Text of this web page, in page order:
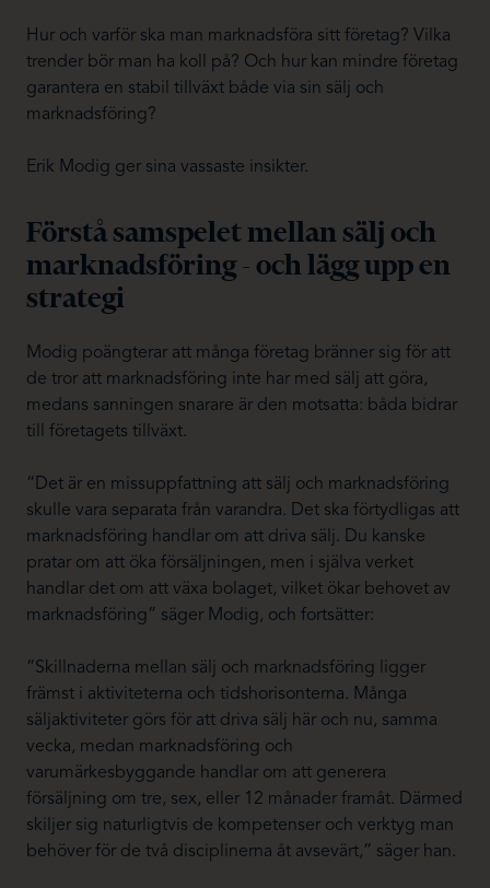
Hur och varför ska man marknadsföra sitt företag? Vilka
trender bör man ha koll på? Och hur kan mindre företag
garantera en stabil tillväxt både via sin sälj och
marknadsföring?
Erik Modig ger sina vassaste insikter.
Förstå samspelet mellan sälj och
marknadsföring - och lägg upp en
strategi
Modig poängterar att många företag bränner sig för att
de tror att marknadsföring inte har med sälj att göra,
medans sanningen snarare är den motsatta: båda bidrar
till företagets tillväxt.
“Det är en missuppfattning att sälj och marknadsföring
skulle vara separata från varandra. Det ska förtydligas att
marknadsföring handlar om att driva sälj. Du kanske
pratar om att öka försäljningen, men i själva verket
handlar det om att växa bolaget, vilket ökar behovet av
marknadsföring” säger Modig, och fortsätter:
“Skillnaderna mellan sälj och marknadsföring ligger
främst i aktiviteterna och tidshorisonterna. Många
säljaktiviteter görs för att driva sälj här och nu, samma
vecka, medan marknadsföring och
varumärkesbyggande handlar om att generera
försäljning om tre, sex, eller 12 månader framåt. Därmed
skiljer sig naturligtvis de kompetenser och verktyg man
behöver för de två disciplinerna åt avsevärt,” säger han.